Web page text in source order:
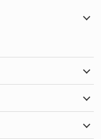
Utvid
Utvid
Utvid
Utvid